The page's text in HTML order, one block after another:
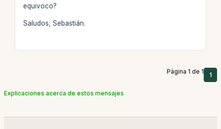
equivoco?
Saludos, Sebastián.
Página 1 de 1 1
Explicaciones acerca de estos mensajes